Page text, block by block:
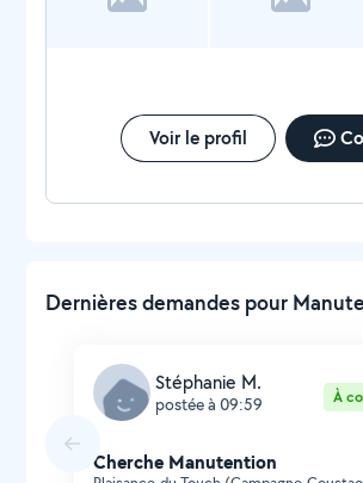
Voir le profil
Dernières demandes pour
Stéphanie M.
postée à 09:59 À
Cherche Manutention